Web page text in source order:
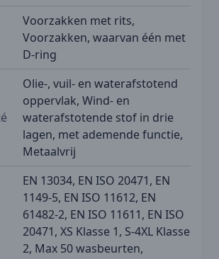
Voorzakken met rits,
Voorzakken, waarvan één met
D-ring
Olie-, vuil- en waterafstotend
oppervlak, Wind- en
waterafstotende stof in drie
lagen, met ademende functie,
Metaalvrij
EN 13034, EN ISO 20471, EN
1149-5, EN ISO 11612, EN
61482-2, EN ISO 11611, EN ISO
20471, XS Klasse 1, S-4XL Klasse
2, Max 50 wasbeurten,